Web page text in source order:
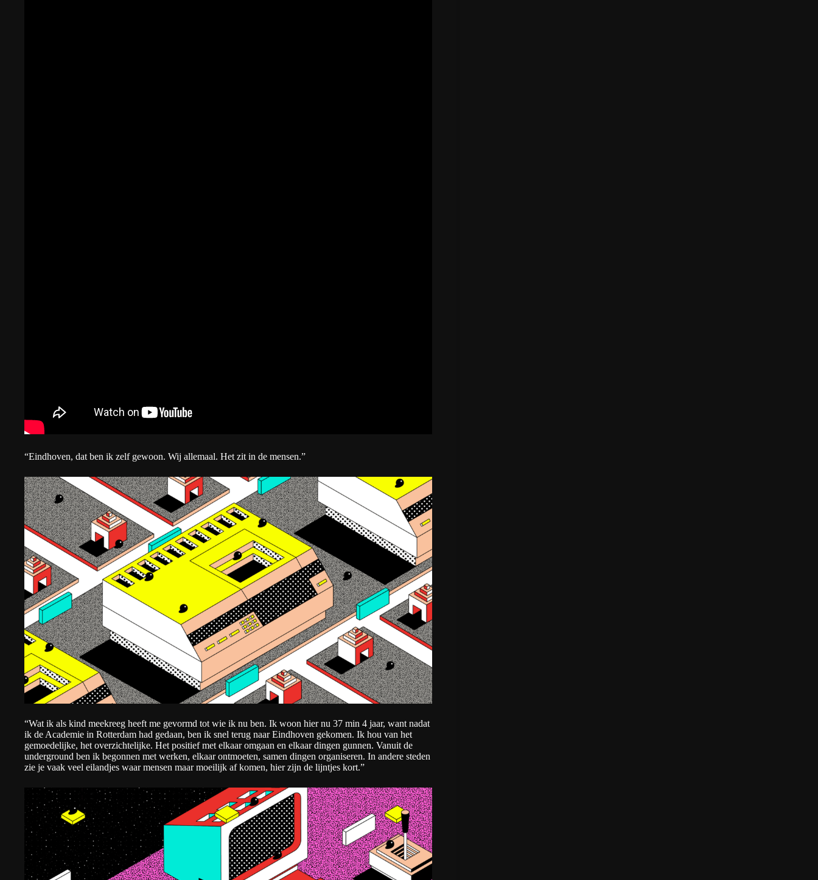
“Eindhoven, dat ben ik zelf gewoon. Wij allemaal. Het zit in de mensen.”
“Wat ik als kind meekreeg heeft me gevormd tot wie ik nu ben. Ik woon hier nu 37 min 4 jaar, want nadat
ik de Academie in Rotterdam had gedaan, ben ik snel terug naar Eindhoven gekomen. Ik hou van het
gemoedelijke, het overzichtelijke. Het positief met elkaar omgaan en elkaar dingen gunnen. Vanuit de
underground ben ik begonnen met werken, elkaar ontmoeten, samen dingen organiseren. In andere steden
zie je vaak veel eilandjes waar mensen maar moeilijk af komen, hier zijn de lijntjes kort.”